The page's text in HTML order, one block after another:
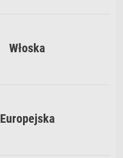
Włoska
Europejska